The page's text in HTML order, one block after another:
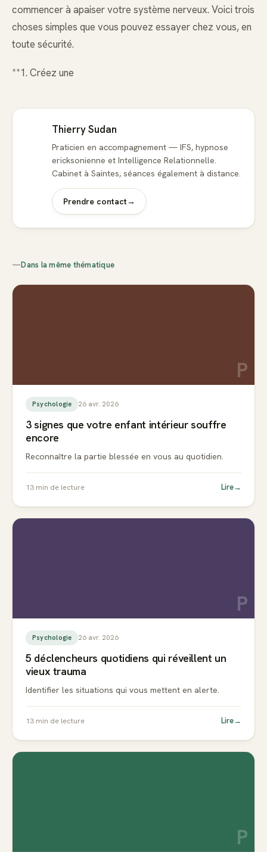
commencer à apaiser votre système nerveux. Voici trois
choses simples que vous pouvez essayer chez vous, en
toute sécurité.
**1. Créez une
Thierry Sudan
Praticien en accompagnement — IFS, hypnose
ericksonienne et Intelligence Relationnelle.
Cabinet à Saintes, séances également à distance.
Prendre contact→
—Dans la même thématique
P
Psychologie 26 avr. 2026
3 signes que votre enfant intérieur souffre
encore
Reconnaître la partie blessée en vous au quotidien.
13 min de lecture Lire→
P
Psychologie 26 avr. 2026
5 déclencheurs quotidiens qui réveillent un
vieux trauma
Identifier les situations qui vous mettent en alerte.
13 min de lecture Lire→
P